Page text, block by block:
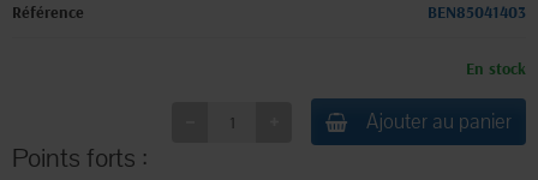
Référence BEN85041403
En stock
Ajouter au panier
Points forts :